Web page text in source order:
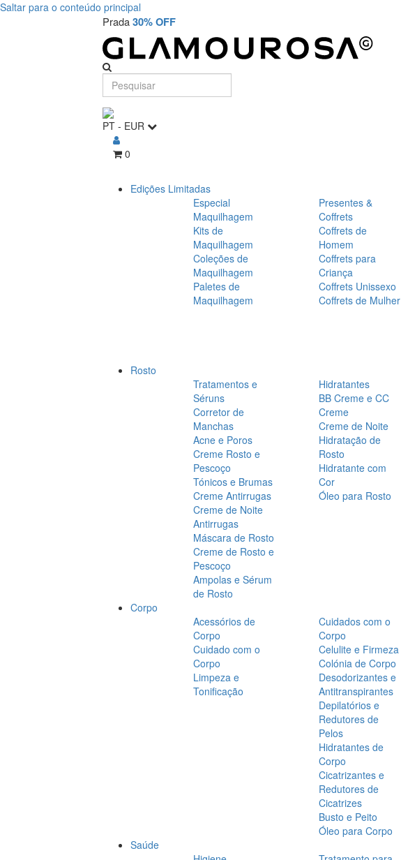
Saltar para o conteúdo principal
Prada30% OFF
PT - EUR
0
Edições Limitadas
Especial
Maquilhagem
Kits de
Maquilhagem
Coleções de
Maquilhagem
Paletes de
Maquilhagem
Presentes &
Coffrets
Coffrets de
Homem
Coffrets para
Criança
Coffrets Unissexo
Coffrets de Mulher
Rosto
Tratamentos e
Séruns
Corretor de
Manchas
Acne e Poros
Creme Rosto e
Pescoço
Tónicos e Brumas
Creme Antirrugas
Creme de Noite
Antirrugas
Máscara de Rosto
Creme de Rosto e
Pescoço
Ampolas e Sérum
de Rosto
Hidratantes
BB Creme e CC
Creme
Creme de Noite
Hidratação de
Rosto
Hidratante com
Cor
Óleo para Rosto
Corpo
Acessórios de
Corpo
Cuidado com o
Corpo
Limpeza e
Tonificação
Cuidados com o
Corpo
Celulite e Firmeza
Colónia de Corpo
Desodorizantes e
Antitranspirantes
Depilatórios e
Redutores de
Pelos
Hidratantes de
Corpo
Cicatrizantes e
Redutores de
Cicatrizes
Busto e Peito
Óleo para Corpo
Saúde